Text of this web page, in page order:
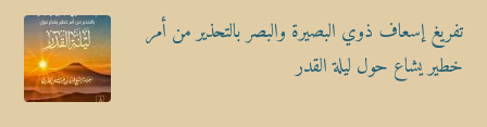
تفريغ إسعاف ذوي البصيرة والبصر بالتحذير من أمر
خطير يشاع حول ليلة القدر